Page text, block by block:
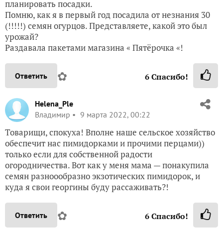
планировать посадки.
Помню, как я в первый год посадила от незнания 30
(!!!!!) семян огурцов. Представляете, какой это был
урожай?
Раздавала пакетами магазина « Пятёрочка «!
Ответить ✿ 6Спасибо!
Helena_Ple
Владимир
9 марта 2022, 00:22
Товарищи, спокуха! Вполне наше сельское хозяйство
обеспечит нас пимидорками и прочими перцами))
только если для собственной радости
огородничества. Вот как у меня мама — понакупила
семян разноообразно экзотических пимидорок, и
куда я свои георгины буду рассаживать?!
Ответить ✿ 6Спасибо!